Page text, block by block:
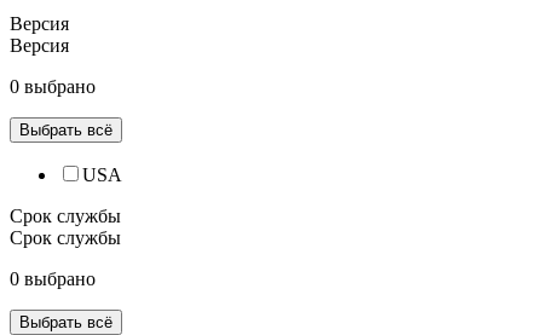
Версия
Версия
0 выбрано
Выбрать всё
USA
Срок службы
Срок службы
0 выбрано
Выбрать всё